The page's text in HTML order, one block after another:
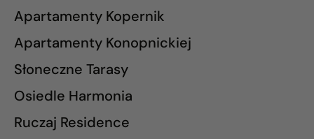
Apartamenty Kopernik
Apartamenty Konopnickiej
Słoneczne Tarasy
Osiedle Harmonia
Ruczaj Residence